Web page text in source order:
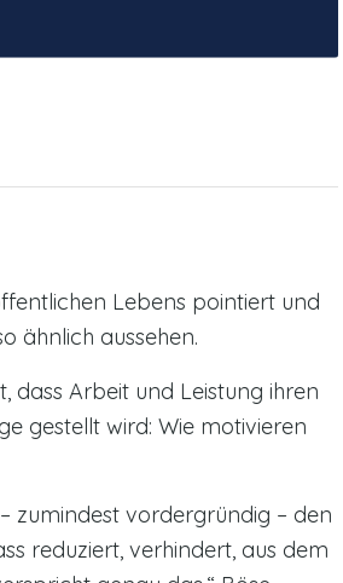
Lebens pointiert und
ähnlich aussehen.
dass Arbeit und Leistung ihren
gestellt wird: Wie motivieren
zumindest vordergründig – den
reduziert, verhindert, aus dem